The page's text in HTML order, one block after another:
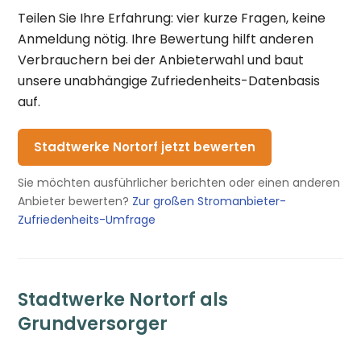
Teilen Sie Ihre Erfahrung: vier kurze Fragen, keine
Anmeldung nötig. Ihre Bewertung hilft anderen
Verbrauchern bei der Anbieterwahl und baut
unsere unabhängige Zufriedenheits-Datenbasis
auf.
Stadtwerke Nortorf jetzt bewerten
Sie möchten ausführlicher berichten oder einen anderen
Anbieter bewerten? Zur großen Stromanbieter-
Zufriedenheits-Umfrage
Stadtwerke Nortorf als
Grundversorger